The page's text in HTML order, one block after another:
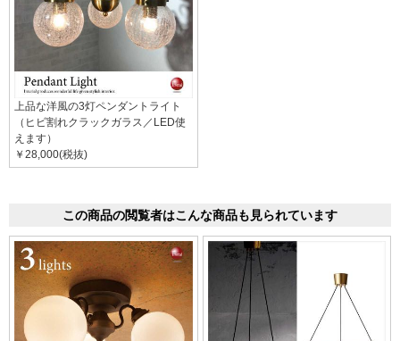
上品な洋風の3灯ペンダントライト
（ヒビ割れクラックガラス／LED使
えます）
￥28,000(税抜)
この商品の閲覧者はこんな商品も見られています